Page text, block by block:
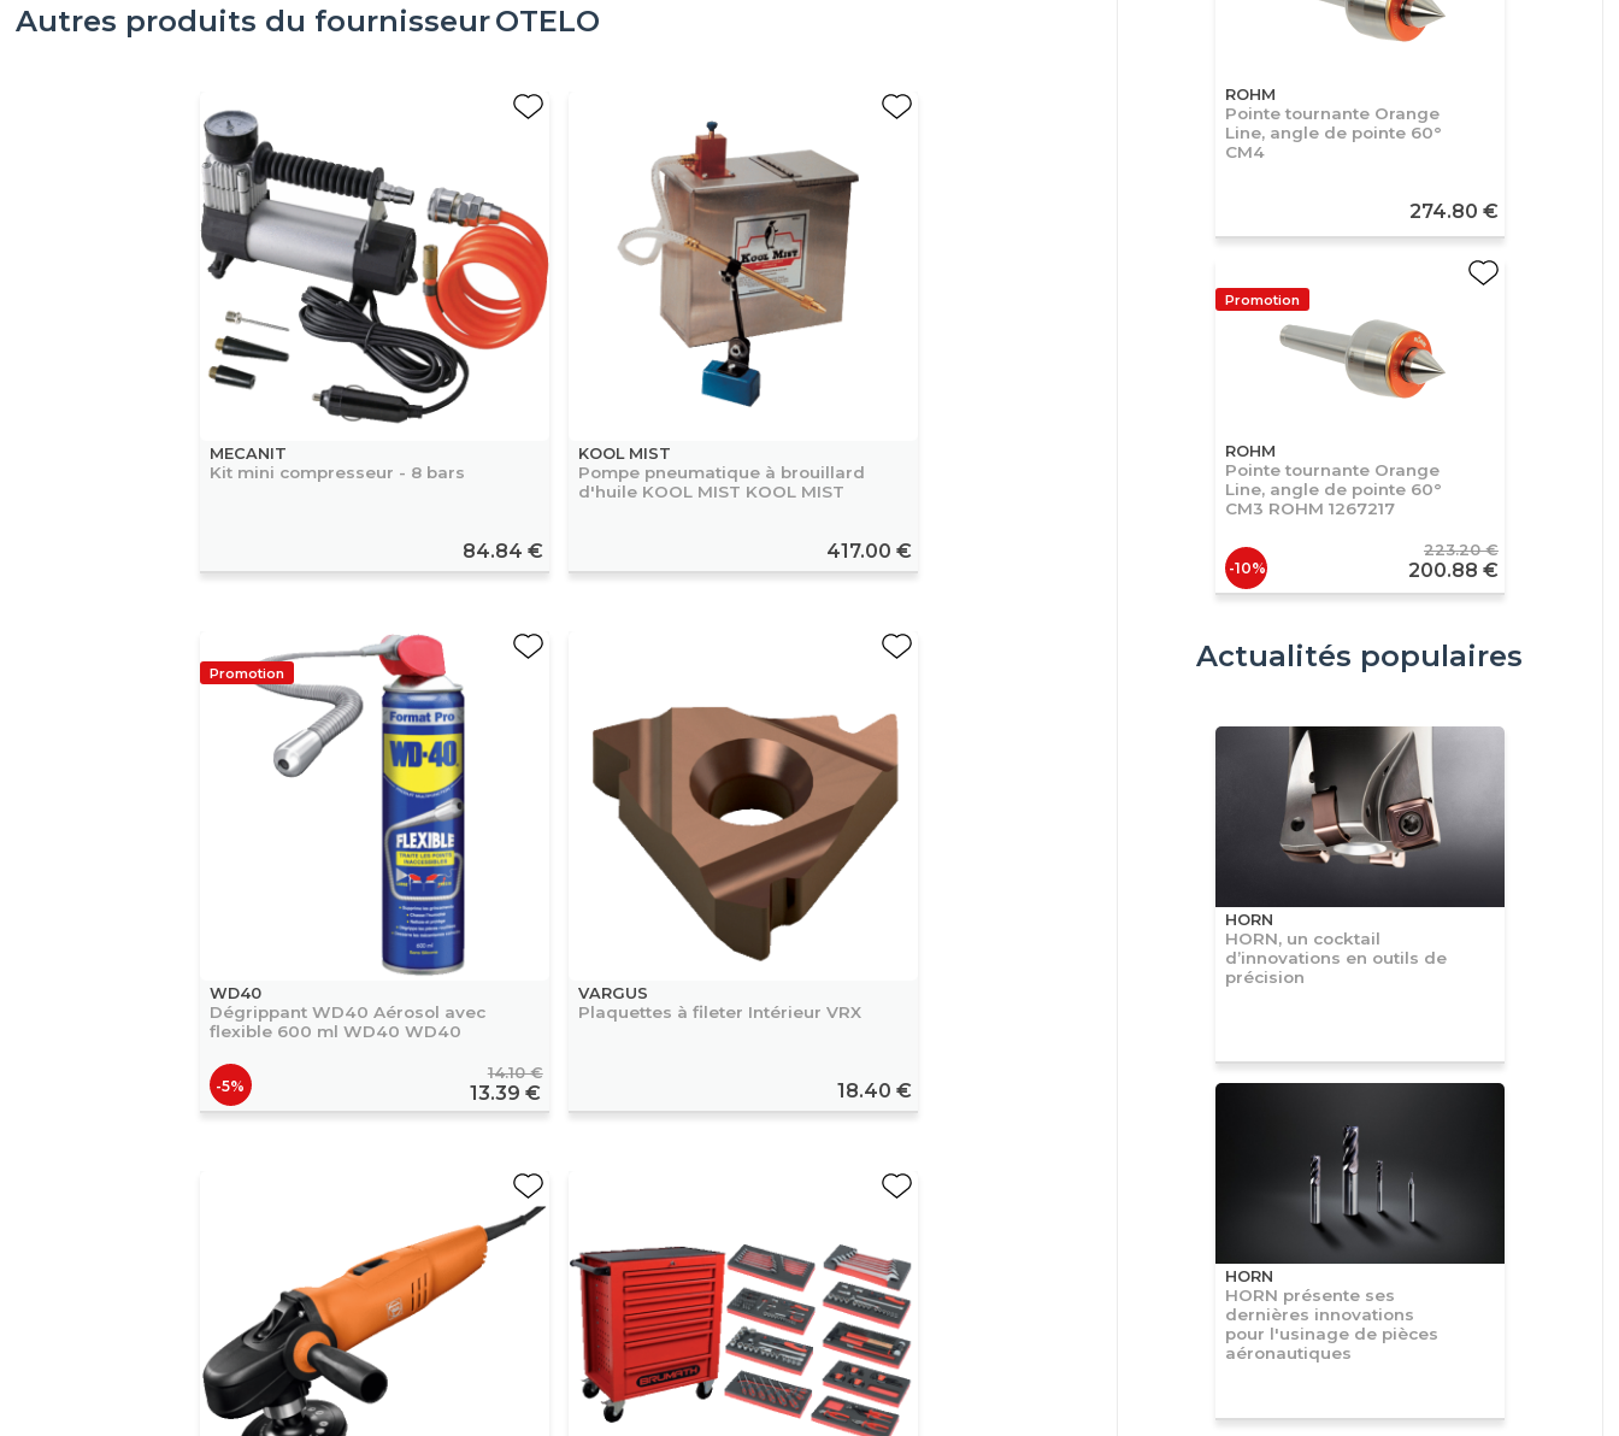
Autres produits du fournisseurOTELO
MECANIT
Kit mini compresseur - 8 bars
84.84 €
KOOL MIST
Pompe pneumatique à brouillard
d'huile KOOL MIST KOOL MIST
417.00 €
Promotion
-5%
WD40
Dégrippant WD40 Aérosol avec
flexible 600 ml WD40 WD40
14.10 €
13.39 €
VARGUS
Plaquettes à fileter Intérieur VRX
18.40 €
ROHM
Pointe tournante Orange
Line, angle de pointe 60°
CM4
274.80 €
Promotion
-10%
ROHM
Pointe tournante Orange
Line, angle de pointe 60°
CM3 ROHM 1267217
223.20 €
200.88 €
Actualités populaires
HORN
HORN, un cocktail
d’innovations en outils de
précision
HORN
HORN présente ses
dernières innovations
pour l'usinage de pièces
aéronautiques